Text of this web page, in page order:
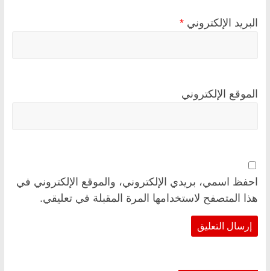
البريد الإلكتروني *
الموقع الإلكتروني
احفظ اسمي، بريدي الإلكتروني، والموقع الإلكتروني في
هذا المتصفح لاستخدامها المرة المقبلة في تعليقي.